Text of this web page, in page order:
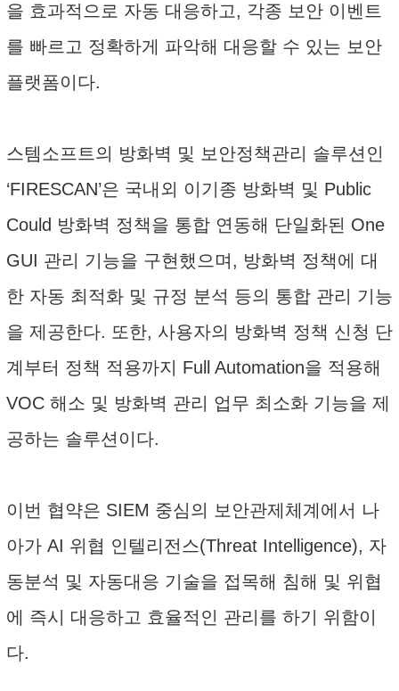
을 효과적으로 자동 대응하고, 각종 보안 이벤트
를 빠르고 정확하게 파악해 대응할 수 있는 보안
플랫폼이다.
스템소프트의 방화벽 및 보안정책관리 솔루션인
‘FIRESCAN’은 국내외 이기종 방화벽 및 Public
Could 방화벽 정책을 통합 연동해 단일화된 One
GUI 관리 기능을 구현했으며, 방화벽 정책에 대
한 자동 최적화 및 규정 분석 등의 통합 관리 기능
을 제공한다. 또한, 사용자의 방화벽 정책 신청 단
계부터 정책 적용까지 Full Automation을 적용해
VOC 해소 및 방화벽 관리 업무 최소화 기능을 제
공하는 솔루션이다.
이번 협약은 SIEM 중심의 보안관제체계에서 나
아가 AI 위협 인텔리전스(Threat Intelligence), 자
동분석 및 자동대응 기술을 접목해 침해 및 위협
에 즉시 대응하고 효율적인 관리를 하기 위함이
다.